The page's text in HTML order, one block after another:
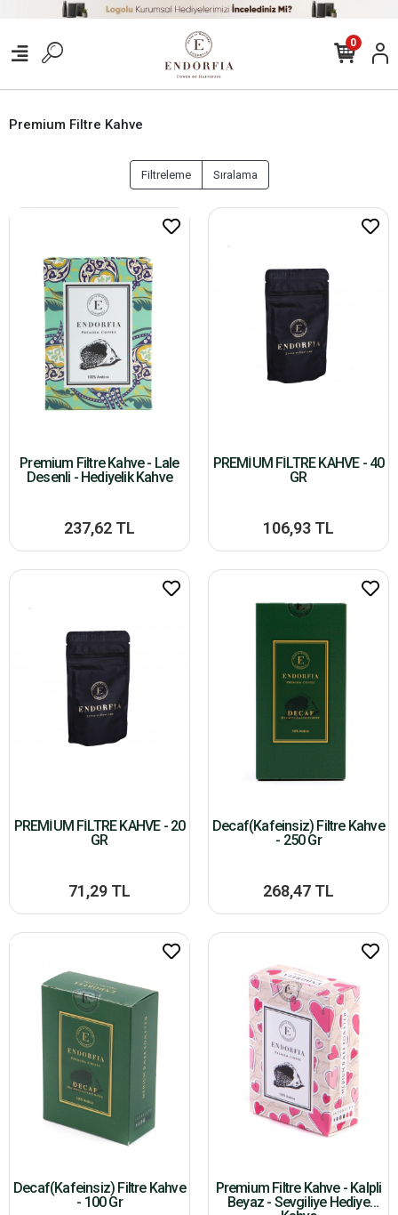
0
Premium Filtre Kahve
Filtreleme Sıralama
Premium Filtre Kahve - Lale
Desenli - Hediyelik Kahve
237,62 TL
PREMİUM FİLTRE KAHVE - 40
GR
106,93 TL
PREMİUM FİLTRE KAHVE - 20
GR
71,29 TL
Decaf(Kafeinsiz) Filtre Kahve
- 250 Gr
268,47 TL
Decaf(Kafeinsiz) Filtre Kahve
- 100 Gr
Premium Filtre Kahve - Kalpli
Beyaz - Sevgiliye Hediye